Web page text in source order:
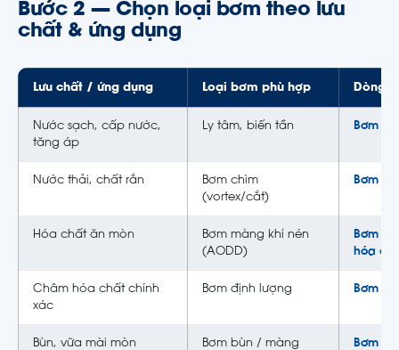
Bước 2 — Chọn loại bơm theo lưu
chất & ứng dụng
Lưu chất / ứng dụng Loại bơm phù hợp Dòng
Nước sạch, cấp nước,
tăng áp
Ly tâm, biến tần Bơm ly
Nước thải, chất rắn
Bơm chìm
(vortex/cắt)
Bơm
Hóa chất ăn mòn
Bơm màng khí nén
(AODD)
Bơm
hóa
Châm hóa chất chính
xác
Bơm định lượng Bơm
Bùn, vữa mài mòn Bơm bùn / màng Bơm